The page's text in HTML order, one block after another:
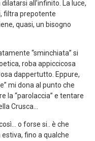
all’infinito. La luce,
filtra prepotente
quasi, un bisogno
“sminchiata” si
roba appiccicosa
dappertutto. Eppure,
mi dona al punto che
la “parolaccia” e tentare
Crusca…
o forse si.. è che
fino a qualche